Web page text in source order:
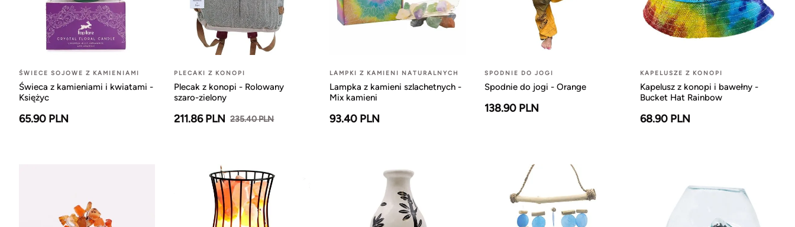
ŚWIECE SOJOWE Z KAMIENIAMI
Świeca z kamieniami i kwiatami -
Księżyc
65.90 PLN
PLECAKI Z KONOPI
Plecak z konopi - Rolowany
szaro-zielony
211.86 PLN 235.40 PLN
LAMPKI Z KAMIENI NATURALNYCH
Lampka z kamieni szlachetnych -
Mix kamieni
93.40 PLN
SPODNIE DO JOGI
Spodnie do jogi - Orange
138.90 PLN
KAPELUSZE Z KONOPI
Kapelusz z konopi i bawełny -
Bucket Hat Rainbow
68.90 PLN